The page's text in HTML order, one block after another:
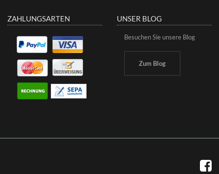
ZAHLUNGSARTEN UNSER BLOG
Besuchen Sie unsere Blog
Zum Blog